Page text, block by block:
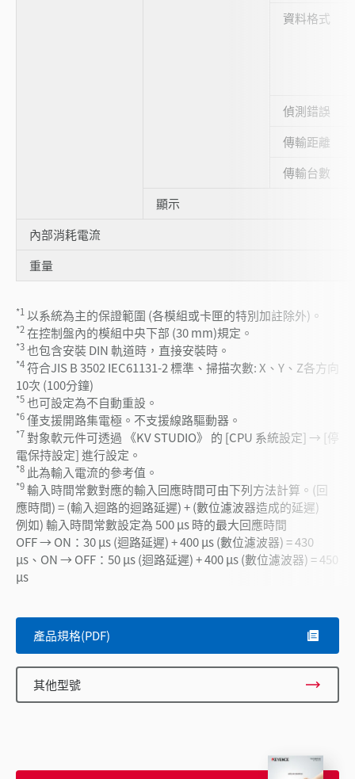
資料格式
偵測錯誤
傳輸距離
傳輸台數
顯示
內部消耗電流
重量
*1 以系統為主的保證範圍 (各模組或卡匣的特別加註除外)。
*2在控制盤內的模組中央下部 (30 mm)規定。
*3也包含安裝 DIN 軌道時，直接安裝時。
*4符合JIS B 3502 IEC61131-2 標準、掃描次數: X、Y、Z各方向
10次 (100分鐘)
*5也可設定為不自動重設。
*6僅支援開路集電極。不支援線路驅動器。
*7對象軟元件可透過 《KV STUDIO》 的 [CPU 系統設定] → [停
電保持設定] 進行設定。
*8 此為輸入電流的參考值。
*9輸入時間常數對應的輸入回應時間可由下列方法計算。(回
應時間) = (輸入迴路的迴路延遲) + (數位濾波器造成的延遲)
例如) 輸入時間常數設定為 500 µs 時的最大回應時間
OFF → ON：30 µs (迴路延遲) + 400 µs (數位濾波器) = 430
µs、ON → OFF：50 µs (迴路延遲) + 400 µs (數位濾波器) = 450
µs
產品規格(PDF)
其他型號